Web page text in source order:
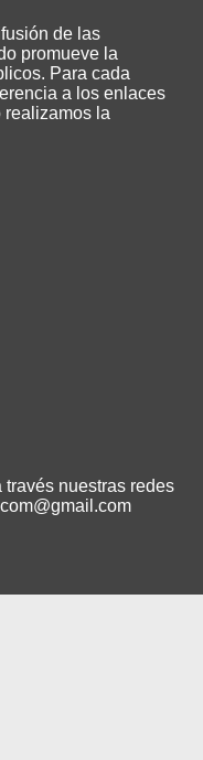
nuestras redes
de las
promueve la
Para cada
a los enlaces
realizamos la